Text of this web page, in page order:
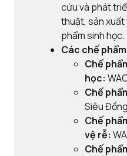
cứu và phát
thuật, sản
phẩm sinh học.
Các chế
Chế
học:
Chế
Siêu
Chế
vệ rễ:
Chế